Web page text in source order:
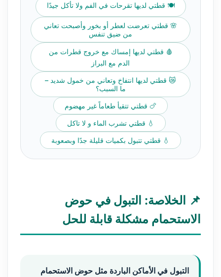
🍽️ قطتي لديها تقرحات في الفم ولا تأكل جيدًا
🌸 قطتي تعرضت لعطر أو بخور وأصبحت تعاني
من ضيق تنفس
🩸 قطتي لديها إمساك مع خروج قطرات من
الدم مع البراز
😿 قطتي لديها انتفاخ وتعاني من خمول شديد –
ما السبب؟
🍗 قطتي تتقيأ طعاماً غير مهضوم
💧 قطتي تشرب الماء و لا تاكل
💧 قطتي تتبول بكميات قليلة جدًا وبصعوبة
📌 الخلاصة: التبول في حوض
الاستحمام مشكلة قابلة للحل
التبول في الأماكن الباردة مثل حوض الاستحمام